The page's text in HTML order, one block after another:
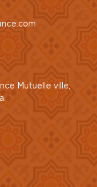
Mutuelle ville,